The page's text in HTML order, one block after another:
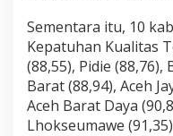
Sementara itu, 10
Kepatuhan Kualitas
(88,55), Pidie (88,76),
Barat (88,94), Aceh
Aceh Barat Daya
Lhokseumawe